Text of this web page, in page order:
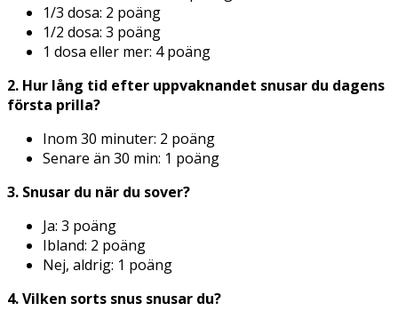
1/3 dosa: 2 poäng
1/2 dosa: 3 poäng
1 dosa eller mer: 4 poäng
2. Hur lång tid efter uppvaknandet snusar du dagens
första prilla?
Inom 30 minuter: 2 poäng
Senare än 30 min: 1 poäng
3. Snusar du när du sover?
Ja: 3 poäng
Ibland: 2 poäng
Nej, aldrig: 1 poäng
4. Vilken sorts snus snusar du?